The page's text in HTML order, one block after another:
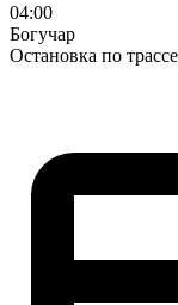
04:00
Богучар
Остановка по трассе